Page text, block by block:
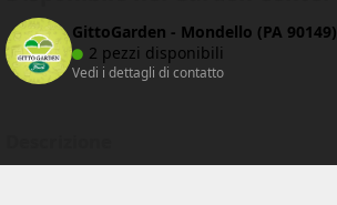
GittoGarden - Mondello (PA 90149)
2 pezzi disponibili
Vedi i dettagli di contatto